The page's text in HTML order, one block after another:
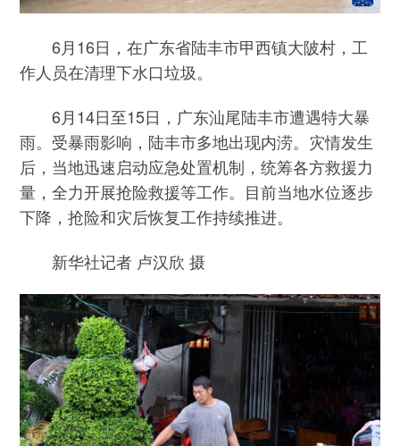
6月16日，在广东省陆丰市甲西镇大陂村，工
作人员在清理下水口垃圾。
6月14日至15日，广东汕尾陆丰市遭遇特大暴
雨。受暴雨影响，陆丰市多地出现内涝。灾情发生
后，当地迅速启动应急处置机制，统筹各方救援力
量，全力开展抢险救援等工作。目前当地水位逐步
下降，抢险和灾后恢复工作持续推进。
新华社记者 卢汉欣 摄